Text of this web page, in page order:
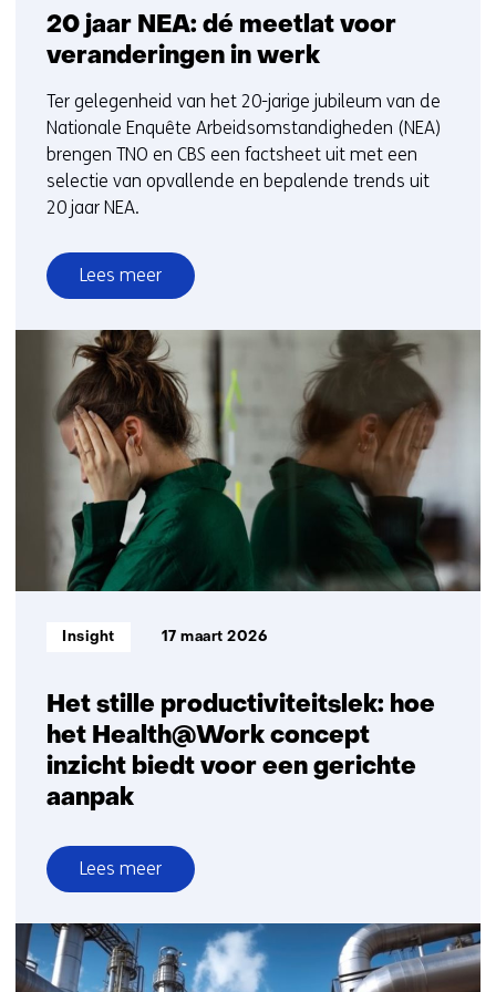
20 jaar NEA: dé meetlat voor
veranderingen in werk
Ter gelegenheid van het 20-jarige jubileum van de
Nationale Enquête Arbeidsomstandigheden (NEA)
brengen TNO en CBS een factsheet uit met een
selectie van opvallende en bepalende trends uit
20 jaar NEA.
Lees meer
over
20
jaar
NEA:
dé
meetlat
voor
veranderingen
in
werk
Het stille productiviteitslek: hoe
het Health@Work concept
inzicht biedt voor een gerichte
aanpak
Informatietype:
Insight 17 maart 2026
Lees meer
over
Het
stille
productiviteitslek: